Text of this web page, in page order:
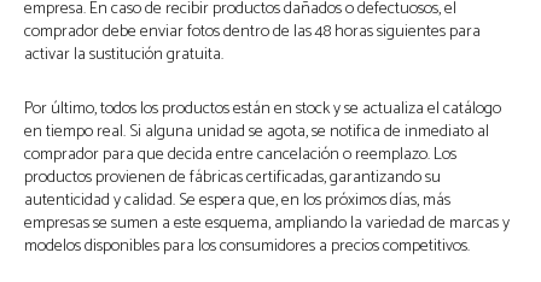
empresa. En caso de recibir productos dañados o defectuosos, el
comprador debe enviar fotos dentro de las 48 horas siguientes para
activar la sustitución gratuita.
Por último, todos los productos están en stock y se actualiza el catálogo
en tiempo real. Si alguna unidad se agota, se notifica de inmediato al
comprador para que decida entre cancelación o reemplazo. Los
productos provienen de fábricas certificadas, garantizando su
autenticidad y calidad. Se espera que, en los próximos días, más
empresas se sumen a este esquema, ampliando la variedad de marcas y
modelos disponibles para los consumidores a precios competitivos.